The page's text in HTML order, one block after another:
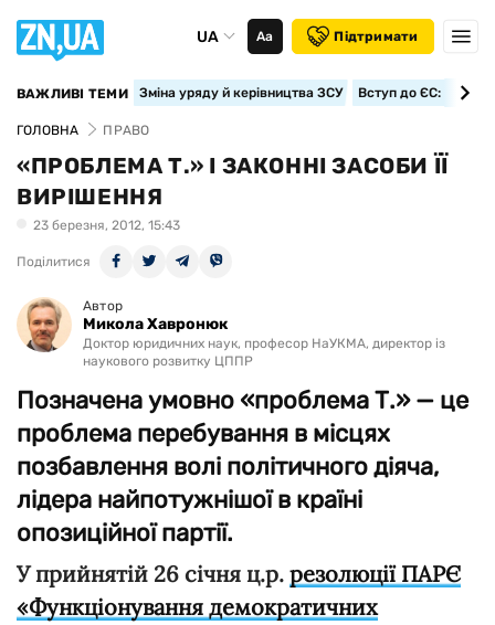
UA Аа Підтримати
ВАЖЛИВІ ТЕМИ Зміна уряду й керівництва ЗСУ Вступ до ЄС:
ГОЛОВНА ПРАВО
«ПРОБЛЕМА Т.» І ЗАКОННІ ЗАСОБИ ЇЇ
ВИРІШЕННЯ
23 березня, 2012, 15:43
Поділитися
Автор
Микола Хавронюк
Доктор юридичних наук, професор НаУКМА, директор із
наукового розвитку ЦППР
Позначена умовно «проблема Т.» — це
проблема перебування в місцях
позбавлення волі політичного діяча,
лідера найпотужнішої в країні
опозиційної партії.
У прийнятій 26 січня ц.р. резолюції ПАРЄ
«Функціонування демократичних